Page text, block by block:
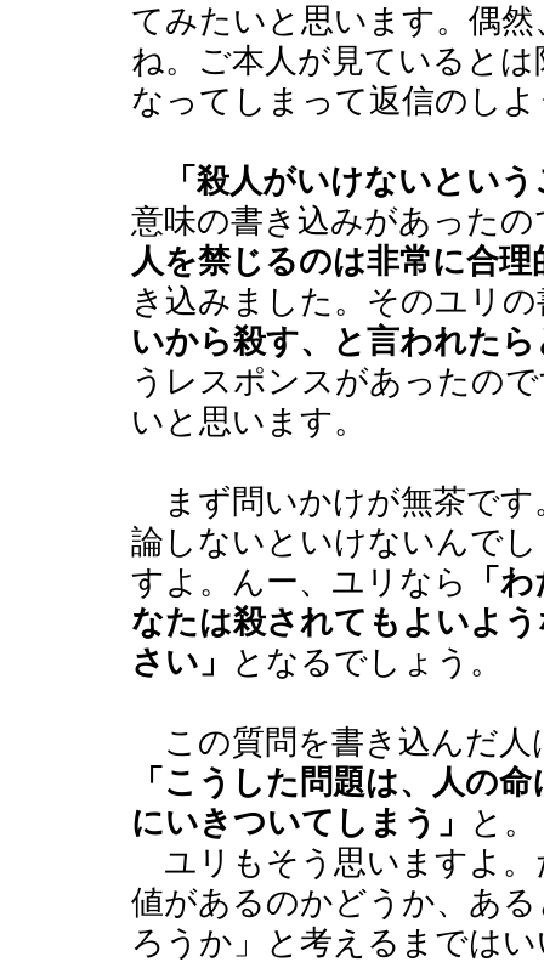
てみたいと思います。偶
ね。ご本人が見ていると
なってしまって返信のし
「殺人がいけないとい
意味の書き込みがあった
人を禁じるのは非常に合理
き込みました。そのユリ
いから殺す、と言われた
うレスポンスがあったの
いと思います。
まず問いかけが無茶です
論しないといけないんで
すよ。んー、ユリなら
「
なたは殺されてもよいよ
さい」
となるでしょう。
この質問を書き込んだ人
「こうした問題は、人の
にいきついてしまう」
と。
ユリもそう思いますよ。
値があるのかどうか、あ
ろうか」と考えるまでは